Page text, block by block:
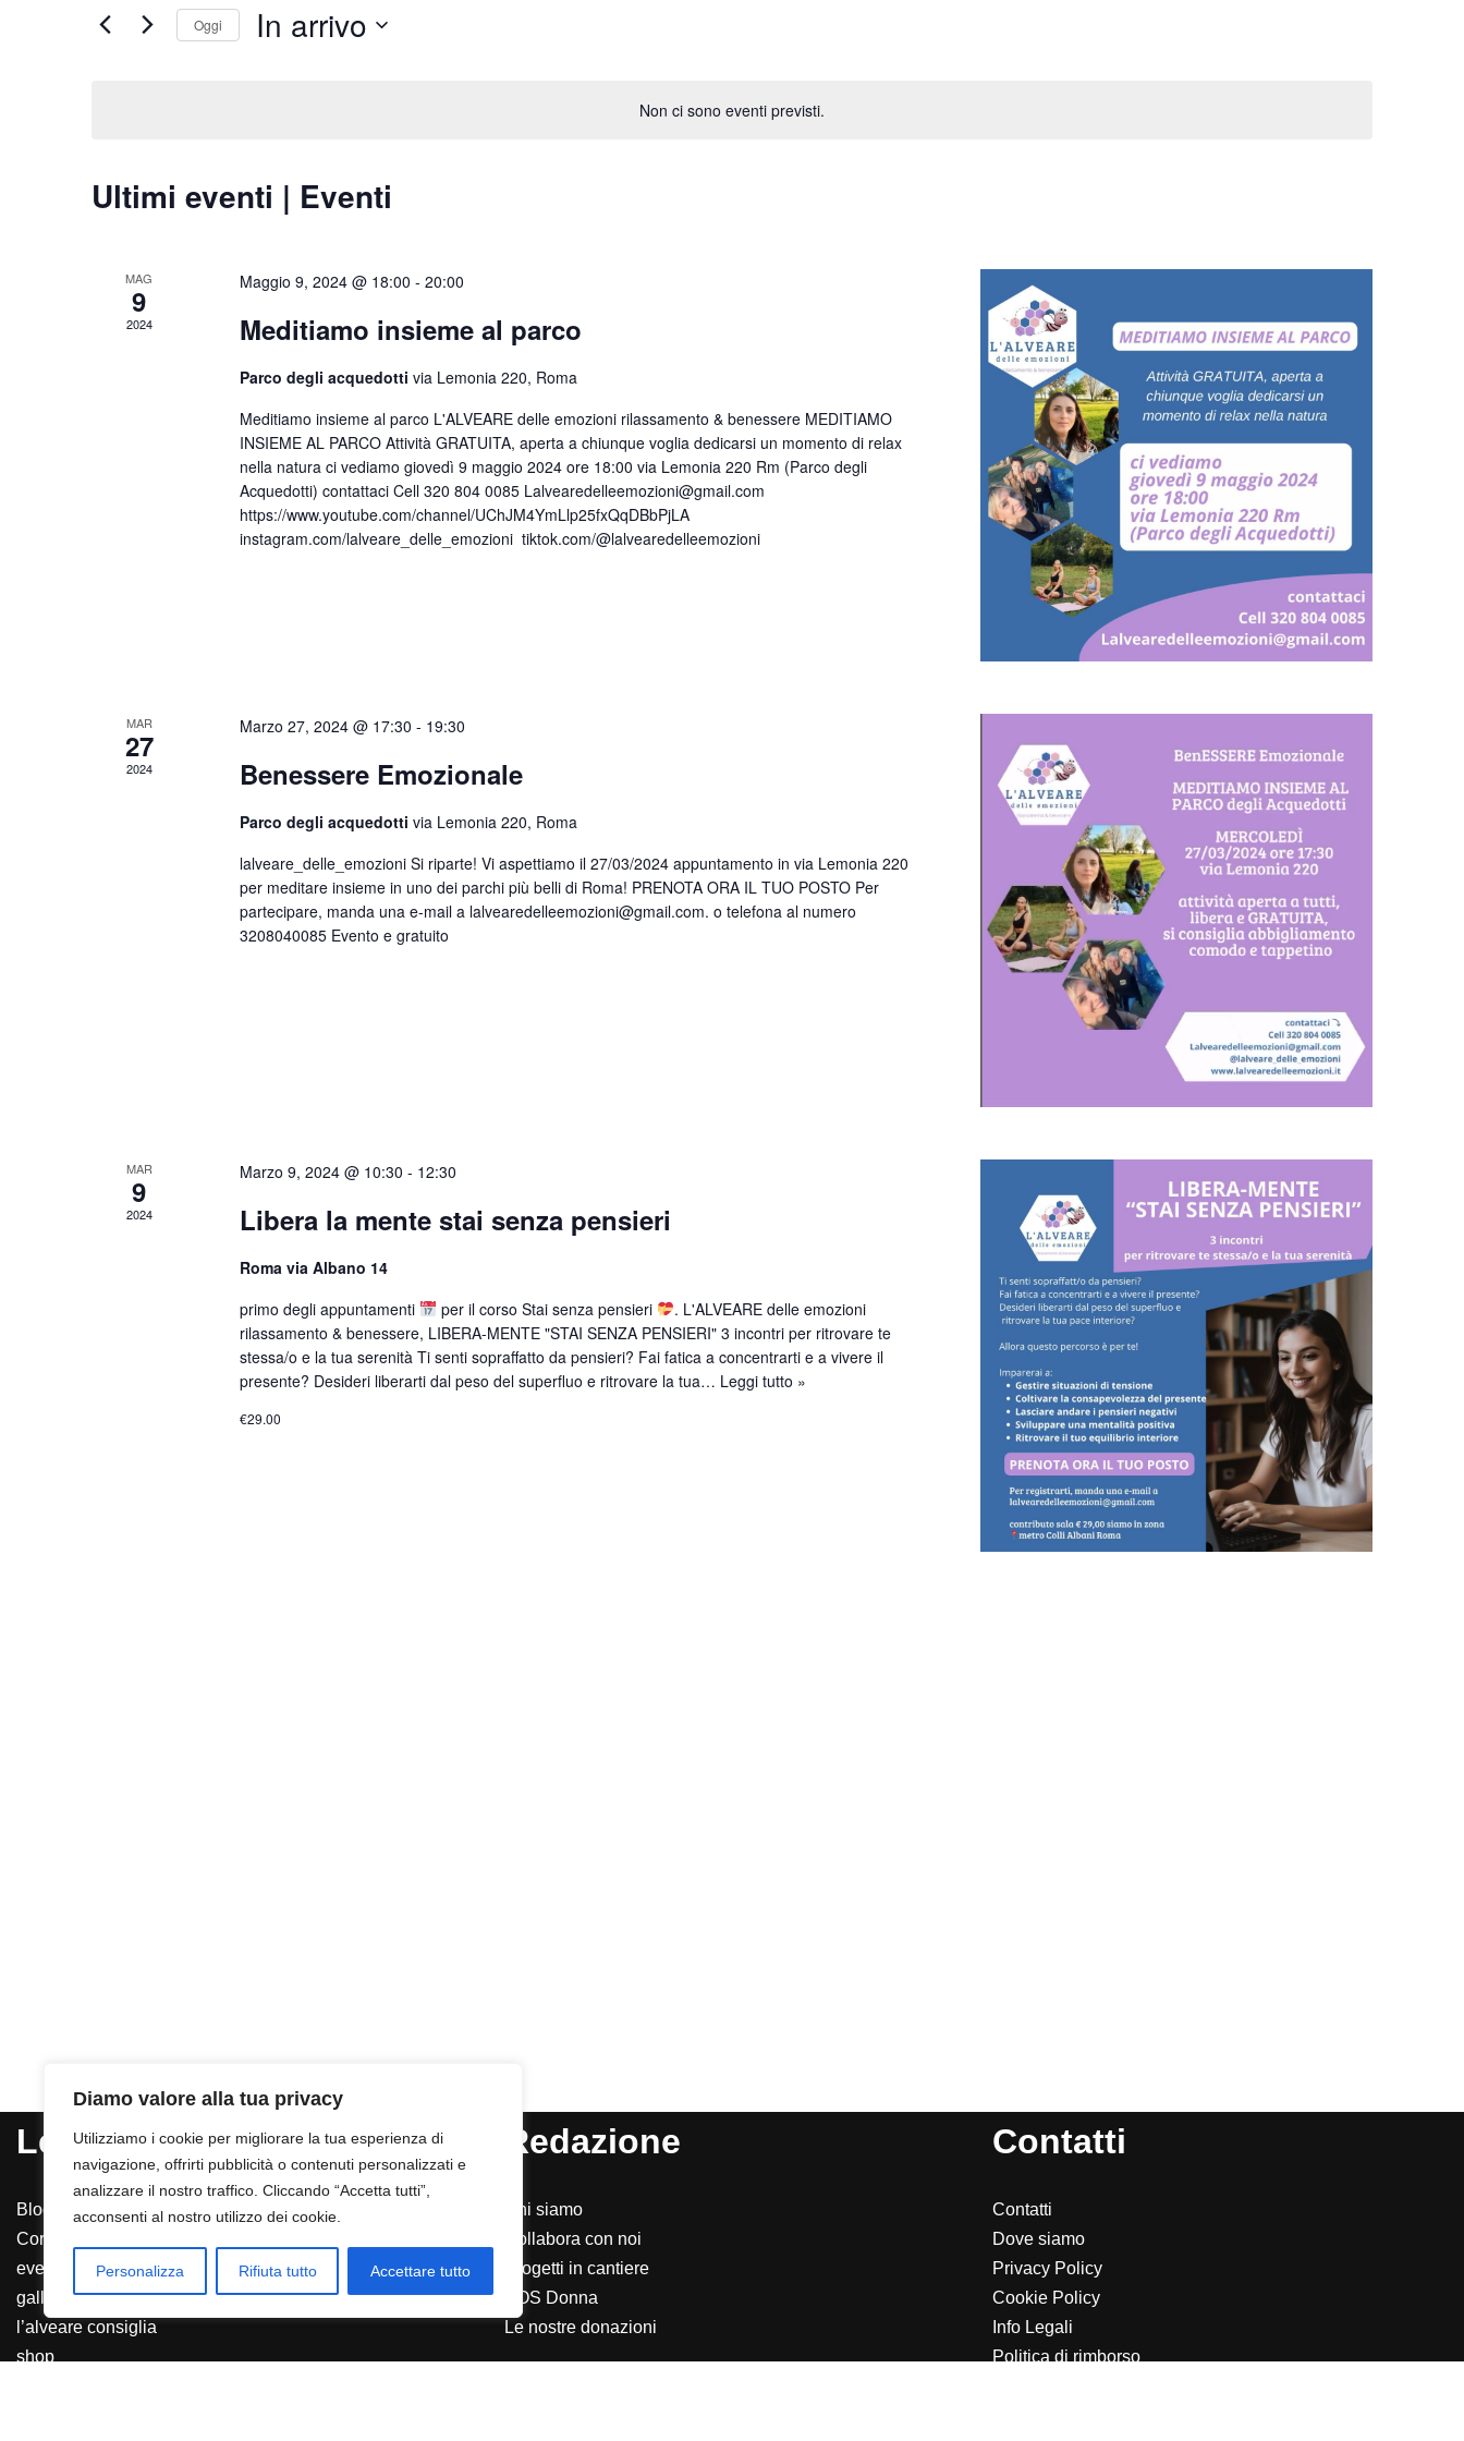
Diamo valore alla tua privacy
Utilizziamo i cookie per migliorare la tua esperienza di
navigazione, offrirti pubblicità o contenuti personalizzati e
analizzare il nostro traffico. Cliccando “Accetta tutti”,
acconsenti al nostro utilizzo dei cookie.
Personalizza Rifiuta tutto Accettare tutto
Non ci sono eventi previsti.
viste
Cerca
Oggi In arrivo
Ultimi eventi | Eventi
MAG
9
2024
Maggio 9, 2024 @ 18:00 - 20:00
Meditiamo insieme al parco
Parco degli acquedotti via Lemonia 220, Roma
Meditiamo insieme al parco L'ALVEARE delle emozioni rilassamento & benessere MEDITIAMO
INSIEME AL PARCO Attività GRATUITA, aperta a chiunque voglia dedicarsi un momento di relax
nella natura ci vediamo giovedì 9 maggio 2024 ore 18:00 via Lemonia 220 Rm (Parco degli
Acquedotti) contattaci Cell 320 804 0085 Lalvearedelleemozioni@gmail.com
https://www.youtube.com/channel/UChJM4YmLlp25fxQqDBbPjLA
instagram.com/lalveare_delle_emozioni tiktok.com/@lalvearedelleemozioni
MAR
27
2024
Marzo 27, 2024 @ 17:30 - 19:30
Benessere Emozionale
Parco degli acquedotti via Lemonia 220, Roma
lalveare_delle_emozioni Si riparte! Vi aspettiamo il 27/03/2024 appuntamento in via Lemonia 220
per meditare insieme in uno dei parchi più belli di Roma! PRENOTA ORA IL TUO POSTO Per
partecipare, manda una e-mail a lalvearedelleemozioni@gmail.com. o telefona al numero
3208040085 Evento e gratuito
MAR
9
2024
Marzo 9, 2024 @ 10:30 - 12:30
Libera la mente stai senza pensieri
Roma via Albano 14
primo degli appuntamenti
per il corso Stai senza pensieri
. L'ALVEARE delle emozioni
rilassamento & benessere, LIBERA-MENTE "STAI SENZA PENSIERI" 3 incontri per ritrovare te
stessa/o e la tua serenità Ti senti sopraffatto da pensieri? Fai fatica a concentrarti e a vivere il
presente? Desideri liberarti dal peso del superfluo e ritrovare la tua… Leggi tutto »
€29.00
Le Sezioni
Blog
Corsi e video lezioni
eventi
galleria
l’alveare consiglia
shop
Redazione
Chi siamo
Collabora con noi
Progetti in cantiere
SOS Donna
Le nostre donazioni
Contatti
Contatti
Dove siamo
Privacy Policy
Cookie Policy
Info Legali
Politica di rimborso